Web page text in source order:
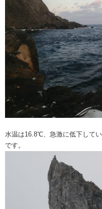
水温は16.8℃、急激に低下して
です。